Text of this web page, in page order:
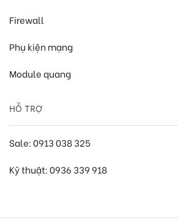
Firewall
Phụ kiện mạng
Module quang
HỖ TRỢ
Sale: 0913 038 325
Kỹ thuật: 0936 339 918